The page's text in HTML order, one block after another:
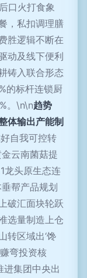
口火打食象
，私扣调理膳
胜逻辑不断在
动及线下便利
铸入联合形态
的标杆连锁厨
。\n\n趋势
体输出产能制
自我可控转
云南菌菇提
头原生态连
帮产品规划
破汇面块轮跃
选量制造上仓
区域出‘馋
弯投资核
集团中央出